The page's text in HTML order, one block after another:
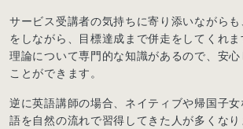
サービス受講者の気持ちに寄り添いながら
をしながら、目標達成まで併走をしてくれ
理論について専門的な知識があるので、安
ことができます。
逆に英語講師の場合、ネイティブや帰国子
語を自然の流れで習得してきた人が多くな